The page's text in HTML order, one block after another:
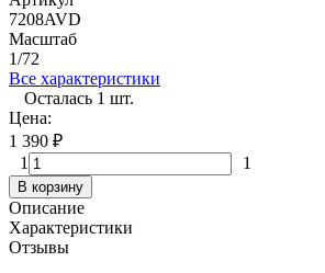
7208AVD
Масштаб
1/72
Все характеристики
Осталась 1 шт.
Цена:
1 390 ₽
1
1
В корзину
Описание
Характеристики
Отзывы